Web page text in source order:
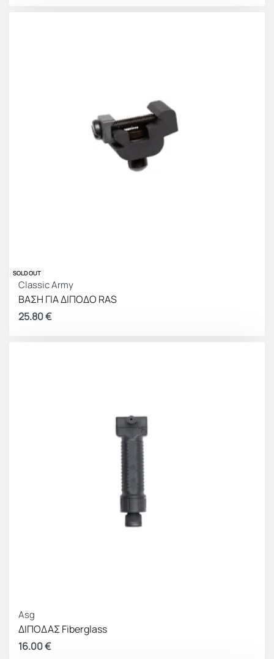
SOLD OUT
Classic Army
ΒΑΣΗ ΓΙΑ ΔΙΠΟΔΟ RAS
25.80€
Asg
ΔΙΠΟΔΑΣ Fiberglass
16.00€